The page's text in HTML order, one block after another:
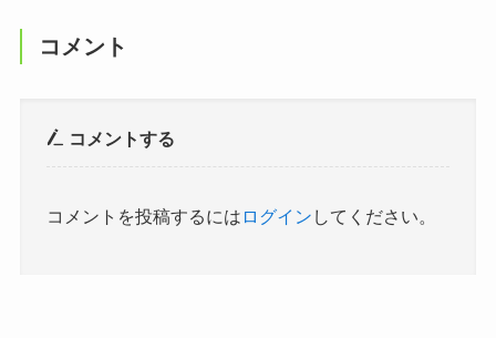
コメント
コメントする
コメントを投稿するには ログイン してください。